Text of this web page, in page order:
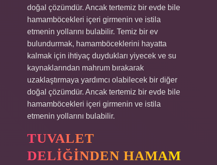
doğal çözümdür. Ancak tertemiz bir evde bile
hamamböcekleri içeri girmenin ve istila
etmenin yollarını bulabilir. Temiz bir ev
bulundurmak, hamamböceklerini hayatta
kalmak için ihtiyaç duydukları yiyecek ve su
kaynaklarından mahrum bırakarak
uzaklaştırmaya yardımcı olabilecek bir diğer
doğal çözümdür. Ancak tertemiz bir evde bile
hamamböcekleri içeri girmenin ve istila
etmenin yollarını bulabilir.
TUVALET
DELIĞINDEN HAMAM